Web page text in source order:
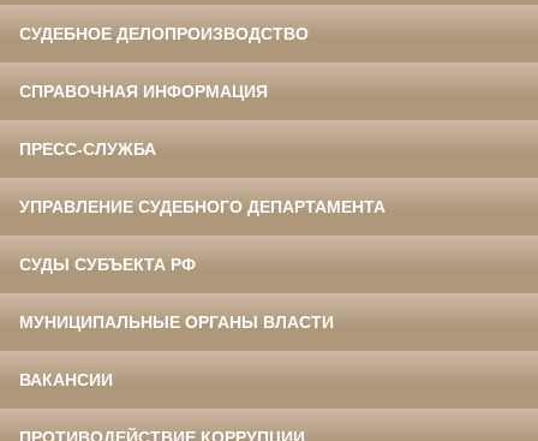
СУДЕБНОЕ ДЕЛОПРОИЗВОДСТВО
СПРАВОЧНАЯ ИНФОРМАЦИЯ
ПРЕСС-СЛУЖБА
УПРАВЛЕНИЕ СУДЕБНОГО ДЕПАРТАМЕНТА
СУДЫ СУБЪЕКТА РФ
МУНИЦИПАЛЬНЫЕ ОРГАНЫ ВЛАСТИ
ВАКАНСИИ